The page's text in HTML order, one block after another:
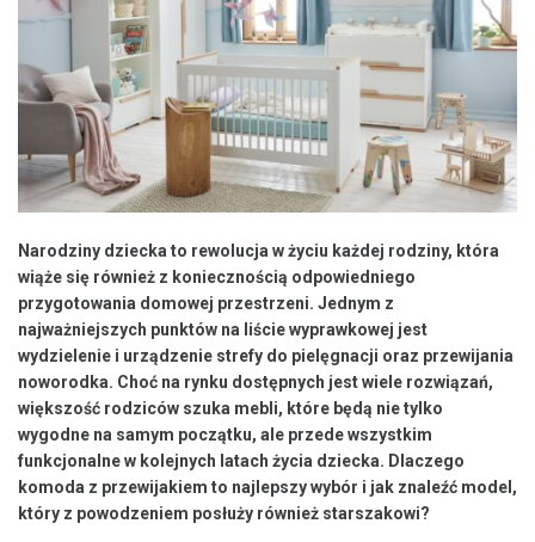
Narodziny dziecka to rewolucja w życiu każdej rodziny, która
wiąże się również z koniecznością odpowiedniego
przygotowania domowej przestrzeni. Jednym z
najważniejszych punktów na liście wyprawkowej jest
wydzielenie i urządzenie strefy do pielęgnacji oraz przewijania
noworodka. Choć na rynku dostępnych jest wiele rozwiązań,
większość rodziców szuka mebli, które będą nie tylko
wygodne na samym początku, ale przede wszystkim
funkcjonalne w kolejnych latach życia dziecka. Dlaczego
komoda z przewijakiem to najlepszy wybór i jak znaleźć model,
który z powodzeniem posłuży również starszakowi?